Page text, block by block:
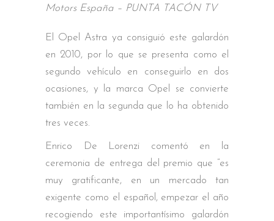
Motors España – PUNTA TACÓN TV
El Opel Astra ya consiguió este galardón
en 2010, por lo que se presenta como el
segundo vehículo en conseguirlo en dos
ocasiones, y la marca Opel se convierte
también en la segunda que lo ha obtenido
tres veces.
Enrico De Lorenzi comentó en la
ceremonia de entrega del premio que “es
muy gratificante, en un mercado tan
exigente como el español, empezar el año
recogiendo este importantísimo galardón